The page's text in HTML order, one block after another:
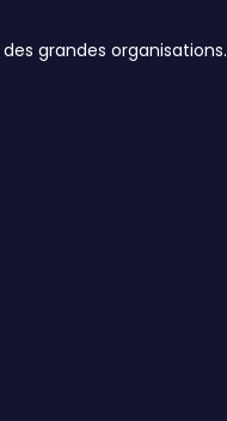
grandes organisations.